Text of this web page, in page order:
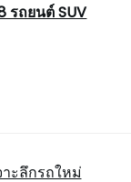
รถยนต์ SUV
าะลึกรถใหม่